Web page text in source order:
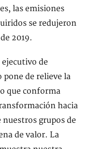
las emisiones
se redujeron
2019.
de
pone de relieve la
que conforma
hacia
grupos de
de valor. La